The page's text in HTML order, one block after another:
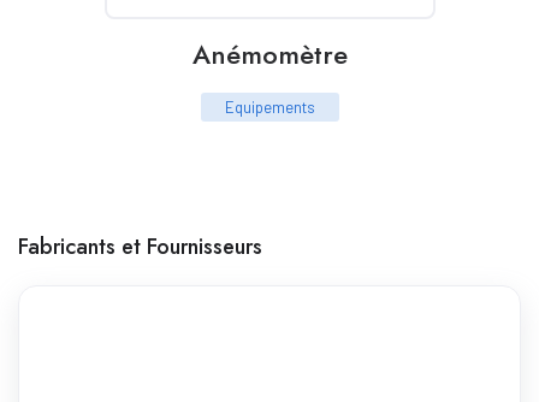
Anémomètre
Equipements
Fabricants et Fournisseurs